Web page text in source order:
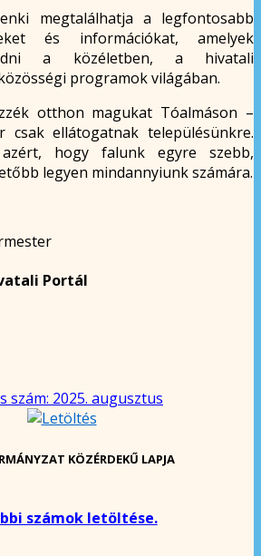
megtalálhatja a legfontosabb
és információkat, amelyek
a közéletben, a hivatali
programok világában.
otthon magukat Tóalmáson –
ellátogatnak településünkre.
hogy falunk egyre szebb,
legyen mindannyiunk számára.
Portál
szám: 2025. augusztus
KÖZÉRDEKŰ LAPJA
számok letöltése.